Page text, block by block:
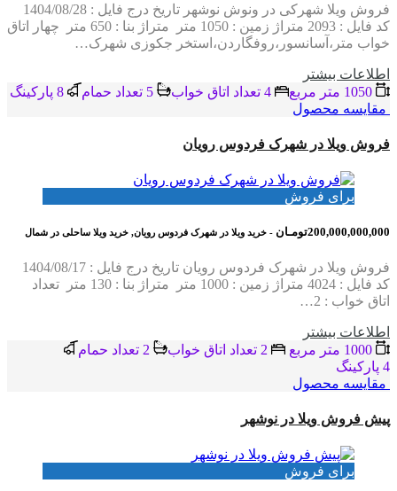
فروش ویلا شهرکی در ونوش نوشهر تاریخ درج فایل : 1404/08/28
کد فایل : 2093 متراژ زمین : 1050 متر متراژ بنا : 650 متر چهار اتاق
خواب متر،آسانسور،روفگاردن،استخر جکوزی شهرک…
اطلاعات بيشتر
مقایسه محصول
فروش ویلا در شهرک فردوس رویان
برای فروش
200,000,000,000تومـان - خرید ویلا در شهرک فردوس رویان, خرید ویلا ساحلی در شمال
فروش ویلا در شهرک فردوس رویان تاریخ درج فایل : 1404/08/17
کد فایل : 4024 متراژ زمین : 1000 متر متراژ بنا : 130 متر تعداد
اتاق خواب : 2…
اطلاعات بيشتر
4 پاركينگ
مقایسه محصول
پیش فروش ویلا در نوشهر
برای فروش